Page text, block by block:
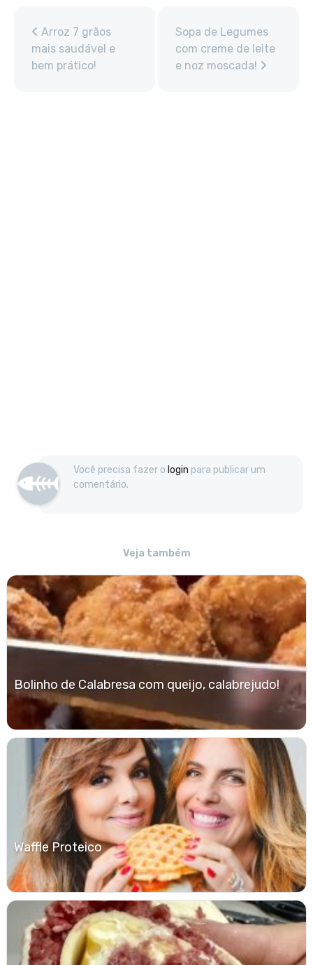
Arroz 7 grãos
mais saudável e
bem prático!
Sopa de Legumes
com creme de leite
e noz moscada!
Você precisa fazer o login para publicar um
comentário.
Veja também
Bolinho de Calabresa com queijo, calabrejudo!
Waffle Proteico